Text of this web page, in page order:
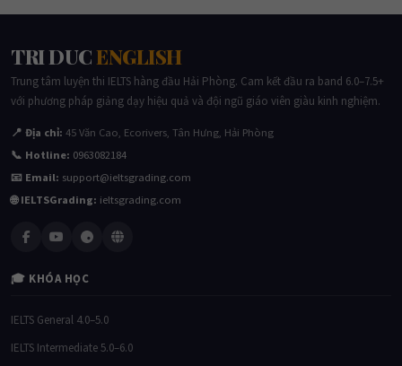
TRI DUCENGLISH
Trung tâm luyện thi IELTS hàng đầu Hải Phòng. Cam kết đầu ra band 6.0–7.5+
với phương pháp giảng dạy hiệu quả và đội ngũ giáo viên giàu kinh nghiệm.
📍 Địa chỉ: 45 Văn Cao, Ecorivers, Tân Hưng, Hải Phòng
📞 Hotline: 0963082184
📧 Email: support@ieltsgrading.com
🌐 IELTSGrading: ieltsgrading.com
🎓 KHÓA HỌC
IELTS General 4.0–5.0
IELTS Intermediate 5.0–6.0